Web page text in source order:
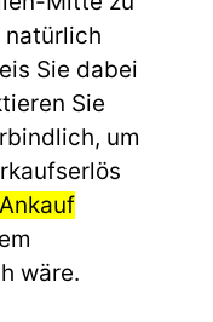
natürlich
Sie dabei
Sie
um
wäre.